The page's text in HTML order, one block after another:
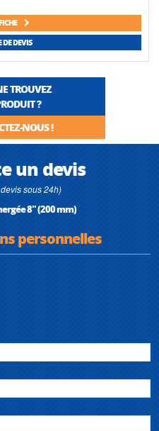
DEVIS
TROUVEZ
?
NOUS !
un devis
sous 24h)
8" (200 mm)
personnelles